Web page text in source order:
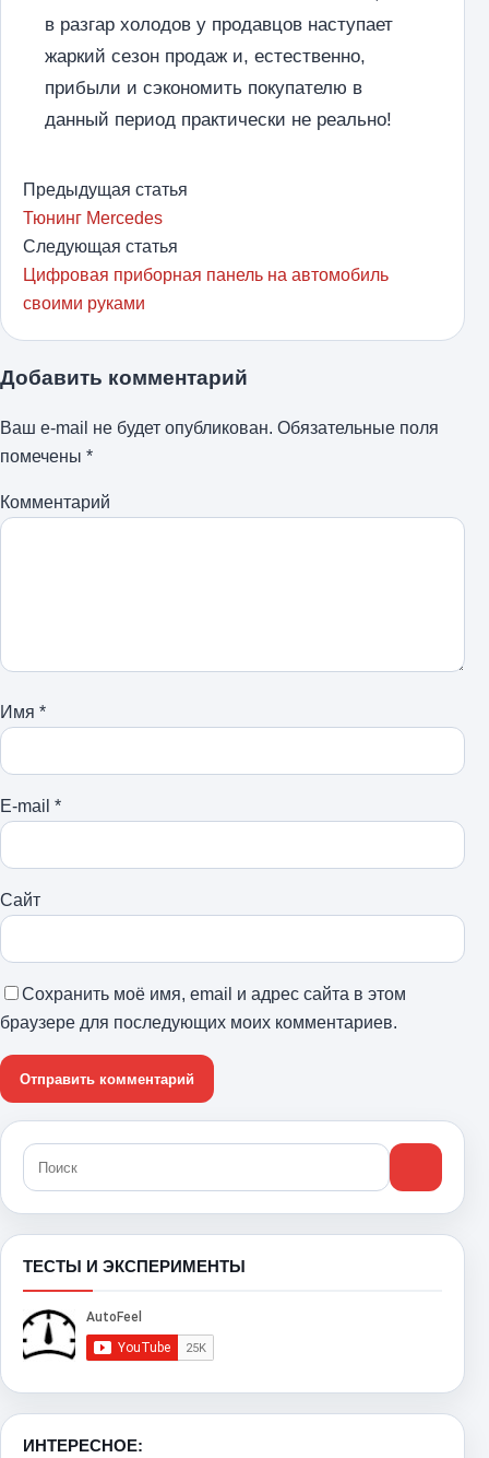
в разгар холодов у продавцов наступает
жаркий сезон продаж и, естественно,
прибыли и сэкономить покупателю в
данный период практически не реально!
Предыдущая статья
Тюнинг Mercedes
Следующая статья
Цифровая приборная панель на автомобиль
своими руками
Добавить комментарий
Ваш e-mail не будет опубликован. Обязательные поля
помечены *
Комментарий
Имя *
E-mail *
Сайт
Сохранить моё имя, email и адрес сайта в этом
браузере для последующих моих комментариев.
ТЕСТЫ И ЭКСПЕРИМЕНТЫ
ИНТЕРЕСНОЕ: